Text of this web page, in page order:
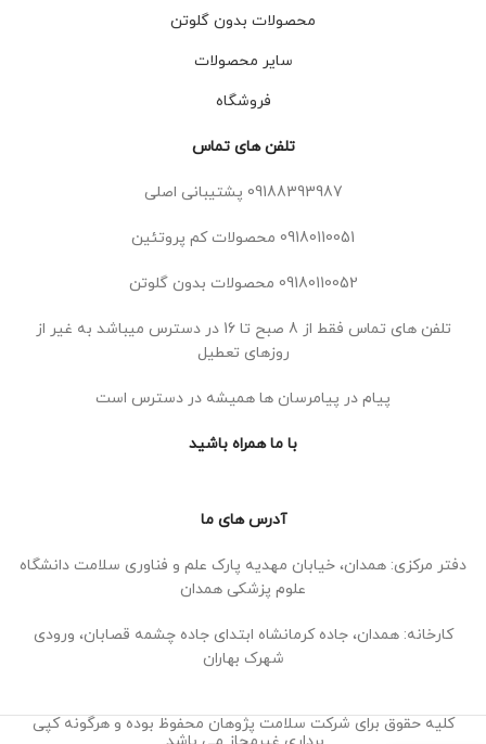
محصولات بدون گلوتن
سایر محصولات
فروشگاه
تلفن های تماس
09188393987 پشتیبانی اصلی
09180110051 محصولات کم پروتئین
09180110052 محصولات بدون گلوتن
تلفن های تماس فقط از 8 صبح تا 16 در دسترس میباشد به غیر از
روزهای تعطیل
پیام در پیامرسان ها همیشه در دسترس است
با ما همراه باشید
آدرس های ما
دفتر مرکزی: همدان، خیابان مهدیه پارک علم و فناوری سلامت دانشگاه
علوم پزشکی همدان
کارخانه: همدان، جاده کرمانشاه ابتدای جاده چشمه قصابان، ورودی
شهرک بهاران
کلیه حقوق برای شرکت سلامت پژوهان محفوظ بوده و هرگونه کپی